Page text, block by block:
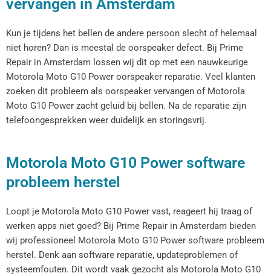
vervangen in Amsterdam
Kun je tijdens het bellen de andere persoon slecht of helemaal
niet horen? Dan is meestal de oorspeaker defect. Bij Prime
Repair in Amsterdam lossen wij dit op met een nauwkeurige
Motorola Moto G10 Power oorspeaker reparatie. Veel klanten
zoeken dit probleem als oorspeaker vervangen of Motorola
Moto G10 Power zacht geluid bij bellen. Na de reparatie zijn
telefoongesprekken weer duidelijk en storingsvrij.
Motorola Moto G10 Power software
probleem herstel
Loopt je Motorola Moto G10 Power vast, reageert hij traag of
werken apps niet goed? Bij Prime Repair in Amsterdam bieden
wij professioneel Motorola Moto G10 Power software probleem
herstel. Denk aan software reparatie, updateproblemen of
systeemfouten. Dit wordt vaak gezocht als Motorola Moto G10